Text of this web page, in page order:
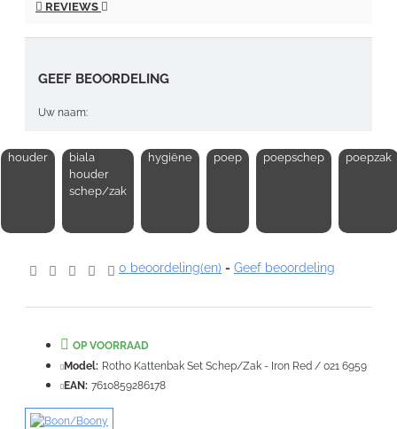
REVIEWS
GEEF BEOORDELING
Uw naam:
Waardering:
VERDER
houder
biala
houder
schep/zak
hygiëne poep poepschep poepzak
0 beoordeling(en) - Geef beoordeling
OP VOORRAAD
Model: Rotho Kattenbak Set Schep/Zak - Iron Red / 021 6959
EAN: 7610859286178